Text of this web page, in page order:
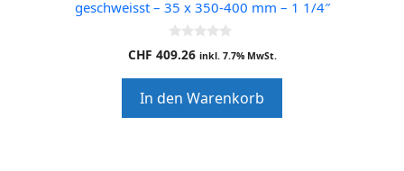
geschweisst – 35 x 350-400 mm – 1 1/4″
0
o
o
f
5
CHF 409.26 inkl. 7.7% MwSt.
In den Warenkorb